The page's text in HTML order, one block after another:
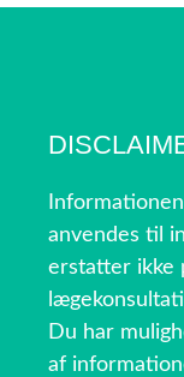
anvendes til
erstatter ikke
Du har
af